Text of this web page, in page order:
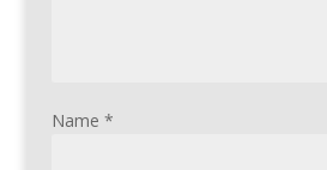
Name *